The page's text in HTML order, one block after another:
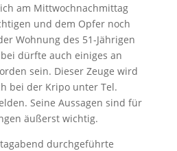
am Mittwochnachmittag
und dem Opfer noch
Wohnung des 51-Jährigen
dürfte auch einiges an
sein. Dieser Zeuge wird
bei der Kripo unter Tel.
Seine Aussagen sind für
äußerst wichtig.
durchgeführte